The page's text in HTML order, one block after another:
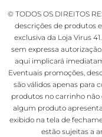
© TODOS OS DIREITOS
descrições de produtos
exclusiva da Loja Virus
sem expressa
aqui implicará
Eventuais promoções,
são válidos apenas para
produtos no carrinho não
algum produto
exibido na tela de
estão sujeitas a